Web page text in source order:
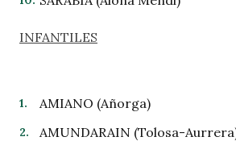
INFANTILES
AMIANO (Añorga)
AMUNDARAIN (Tolosa-